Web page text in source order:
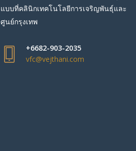
แบบที่คลินิกเทคโนโลยีการเจริญพันธุ์และ
ศูนย์กรุงเทพ
+6682-903-2035
vfc@vejthani.com